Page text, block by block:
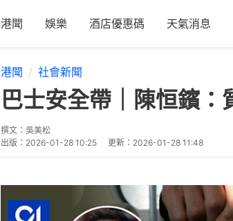
港聞 娛樂 酒店優惠碼 天氣消息
港聞 社會新聞
巴士安全帶｜陳恒鑌
撰文： 吳美松
出版： 2026-01-28 10:25 更新： 2026-01-28 11:48